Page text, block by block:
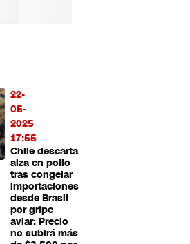
22-
05-
2025
17:55
Chile descarta
alza en pollo
tras congelar
importaciones
desde Brasil
por gripe
aviar: Precio
no subirá más